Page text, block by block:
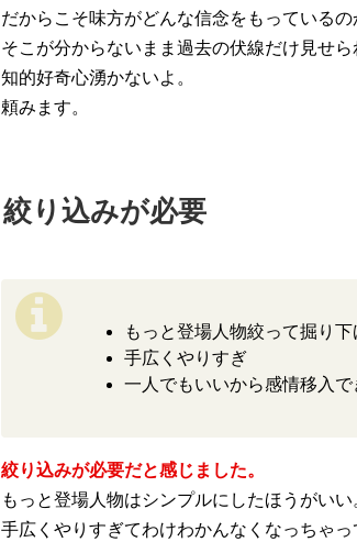
だからこそ味方がどんな信念をもっているの
そこが分からないまま過去の伏線だけ見せら
知的好奇心湧かないよ。
頼みます。
絞り込みが必要
もっと登場人物絞って掘り
手広くやりすぎ
一人でもいいから感情移入
絞り込みが必要だと感じました。
もっと登場人物はシンプルにしたほうがいい
手広くやりすぎてわけわかんなくなっちゃっ